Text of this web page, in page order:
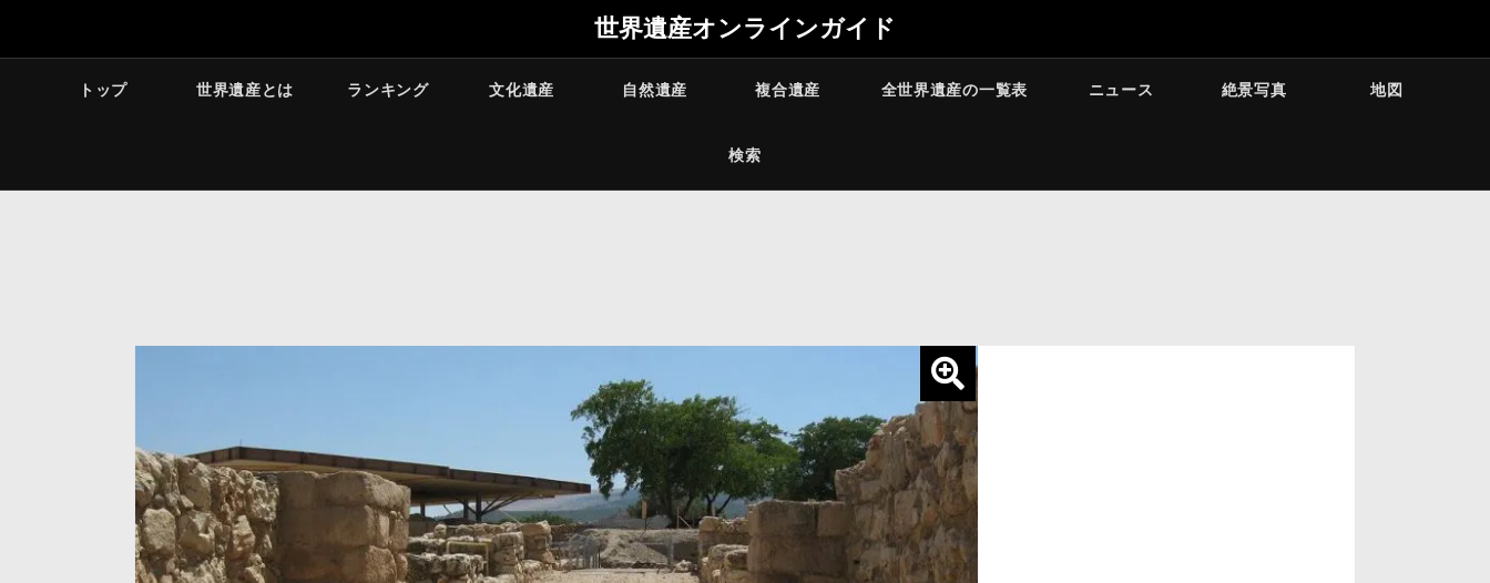
世界遺産オンラインガイド
トップ 世界遺産とは ランキング 文化遺産 自然遺産 複合遺産 全世界遺産の一覧表 ニュース 絶景写真 地図
検索